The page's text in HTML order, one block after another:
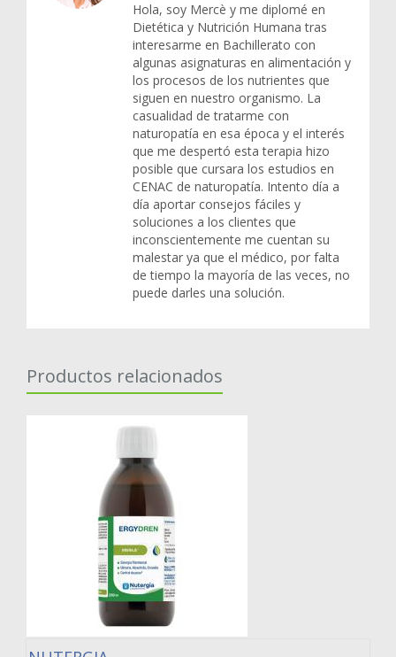
Hola, soy Mercè y me diplomé en
Dietética y Nutrición Humana tras
interesarme en Bachillerato con
algunas asignaturas en alimentación y
los procesos de los nutrientes que
siguen en nuestro organismo. La
casualidad de tratarme con
naturopatía en esa época y el interés
que me despertó esta terapia hizo
posible que cursara los estudios en
CENAC de naturopatía. Intento día a
día aportar consejos fáciles y
soluciones a los clientes que
inconscientemente me cuentan su
malestar ya que el médico, por falta
de tiempo la mayoría de las veces, no
puede darles una solución.
Productos relacionados